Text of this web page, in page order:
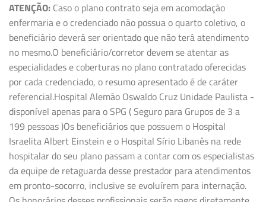
ATENÇÃO: Caso o plano contrato seja em acomodação
enfermaria e o credenciado não possua o quarto coletivo, o
beneficiário deverá ser orientado que não terá atendimento
no mesmo.O beneficiário/corretor devem se atentar as
especialidades e coberturas no plano contratado oferecidas
por cada credenciado, o resumo apresentado é de caráter
referencial.Hospital Alemão Oswaldo Cruz Unidade Paulista -
disponível apenas para o SPG ( Seguro para Grupos de 3 a
199 pessoas )Os beneficiários que possuem o Hospital
Israelita Albert Einstein e o Hospital Sírio Libanês na rede
hospitalar do seu plano passam a contar com os especialistas
da equipe de retaguarda desse prestador para atendimentos
em pronto-socorro, inclusive se evoluírem para internação.